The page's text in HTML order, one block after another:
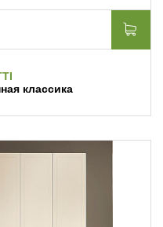
классика